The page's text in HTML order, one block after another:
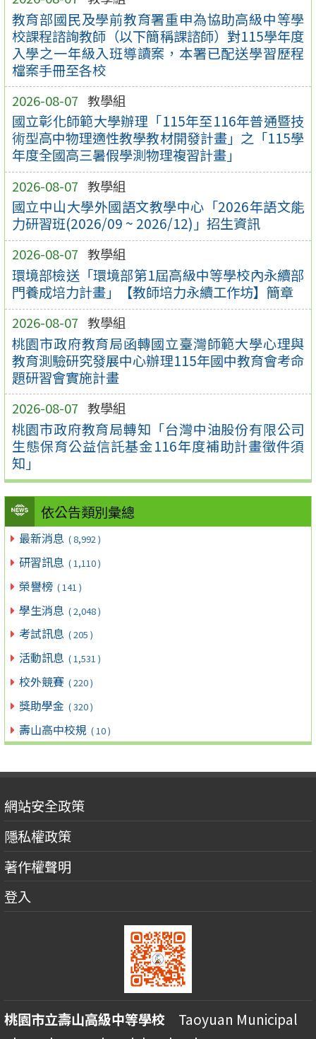
教育部國民及學前教育署重申為協助高級中等學
校課程諮詢教師（以下簡稱課諮師）對115學年度
入學之一年級入班導讀案，本署已配送學習歷程
檔案手冊至各校
2026-08-07 教學組
國立彰化師範大學辦理「115年至116年普通暨技
術型高中物理適性教學教材開發計畫」之「115學
年度全國高三暑假學測物理複習計畫」
2026-08-07 教學組
國立中山大學外國語文教學中心「2026年語文能
力研習班(2026/09 ~ 2026/12)」招生資訊
2026-08-07 教學組
環境部檢送「環境部第1屆高級中等學校內永續部
門養成培力計畫」【教師培力永續工作坊】簡章
2026-08-07 教學組
桃園市政府教育局函轉國立臺灣師範大學心理與
教育測驗研究發展中心辦理115年國中教育會考命
題研習會實施計畫
2026-08-07 教學組
桃園市政府教育局轉知「台灣中油股份有限公司
生態保育公益信託基金116年度補助計畫徵件須
知」
依公告類別彙總
最新消息 ( 8,992 )
研習訊息 ( 1,110 )
榮譽榜 ( 141 )
學生消息 ( 2,048 )
考試訊息 ( 205 )
活動訊息 ( 1,531 )
校外競賽 ( 220 )
獎助學金 ( 320 )
壽山高中校規 ( 10 )
網站安全政策
隱私權政策
著作權聲明
登入
桃園市立壽山高級中等學校 Taoyuan Municipal